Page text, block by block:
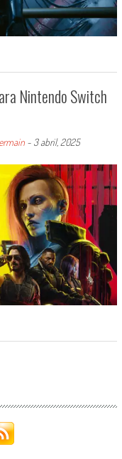
Nintendo Switch
- 3 abril, 2025